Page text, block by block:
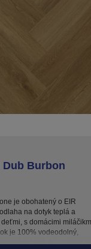
Dub Burbon
je obohatený o EIR
na dotyk teplá a
s domácimi
je 100% vodeodolný,